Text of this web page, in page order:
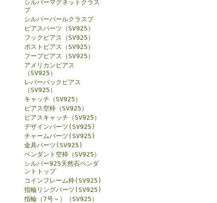
シルバーマグネットクラス
プ
シルバーパールクラスプ
ピアスパーツ（SV925）
フックピアス（SV925）
ポストピアス（SV925）
フープピアス（SV925）
アメリカンピアス
（SV925）
レバーバックピアス
（SV925）
キャッチ（SV925）
ピアス空枠（SV925）
ピアスキャッチ（SV925）
デザインパーツ(SV925)
チャームパーツ(SV925)
金具パーツ(SV925)
ペンダント空枠（SV925）
シルバー925天然石ペンダ
ントトップ
コインフレーム枠(SV925)
指輪リングパーツ(SV925)
指輪（7号～）（SV925）